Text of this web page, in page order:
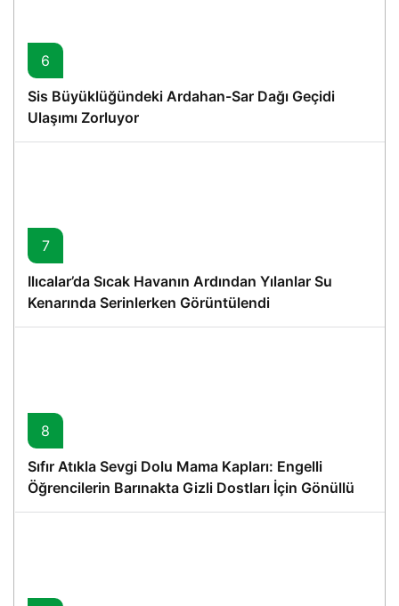
6
Sis Büyüklüğündeki Ardahan-Sar Dağı Geçidi
Ulaşımı Zorluyor
7
Ilıcalar’da Sıcak Havanın Ardından Yılanlar Su
Kenarında Serinlerken Görüntülendi
8
Sıfır Atıkla Sevgi Dolu Mama Kapları: Engelli
Öğrencilerin Barınakta Gizli Dostları İçin Gönüllü
Proje